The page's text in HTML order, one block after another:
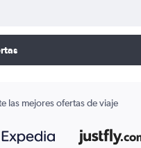
las mejores ofertas de viaje